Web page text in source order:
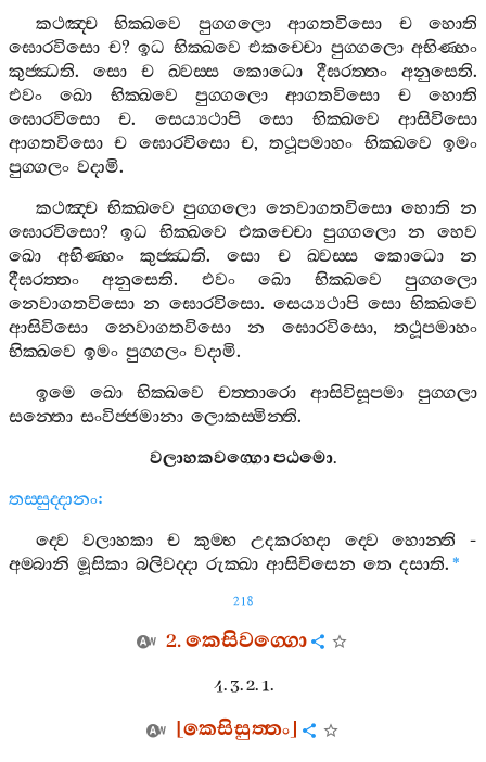
කථඤ‍්ච
භික‍්ඛවෙ පුග‍්ගලො ආගතවිසො ච
හොති
ඝොරවිසො ච? ඉධ භික‍්ඛවෙ එකච‍්චො පුග‍්ගලො අභිණ‍්හං
කුජ‍්ඣති. සො ච ඛ‍්වස‍්ස කොධො දීඝරත‍්තං අනුසෙති.
එවං
ඛො භික‍්ඛවෙ පුග‍්ගලො ආගතවිසො ච
හොති
ඝොරවිසො
ච. සෙය්‍යථාපි සො භික‍්ඛවෙ
ආසිවිසො
ආගතවිසො ච ඝොරවිසො ච,තථූපමාහං භික‍්ඛවෙ ඉමං
පුග‍්ගලං වදාමි.
කථඤ‍්ච භික‍්ඛවෙ පුග‍්ගලො නෙවාගතවිසො හොති න
ඝොරවිසො? ඉධ භික‍්ඛවෙ එකච‍්චො පුග‍්ගලො න
හෙව
ඛො
අභිණ‍්හං කුජ‍්ඣති.සො ච ඛ‍්වස‍්ස කොධො
න
දීඝරත‍්තං
අනුසෙති. එවං ඛො භික‍්ඛවෙ
පුග‍්ගලො
නෙවාගතවිසො න ඝොරවිසො. සෙය්‍යථාපි සො භික‍්ඛවෙ
ආසිවිසො
නෙවාගතවිසො න ඝොරවිසො, තථූපමාහං
භික‍්ඛවෙ ඉමං පුග‍්ගලං වදාමි.
ඉමෙ
ඛො භික‍්ඛවෙ චත‍්තාරො ආසිවිසූපමා
පුග‍්ගලා
සන‍්තො සංවිජ‍්ජමානා ලොකස‍්මින‍්ති.
වලාහකවග‍්ගොපඨමො.
තස‍්සුද‍්දානං:
ද‍්වෙ
වලාහකා ච කුම‍්භ උදකරහදා ද‍්වෙ හොන‍්ති -
අම‍්බානි මූසිකා බලිවද‍්දා රුක‍්ඛා ආසිවිසෙන තෙ දසාති. *
218
2.කෙසිවග‍්ගො
4. 3. 2. 1.
[කෙසිසුත‍්තං]